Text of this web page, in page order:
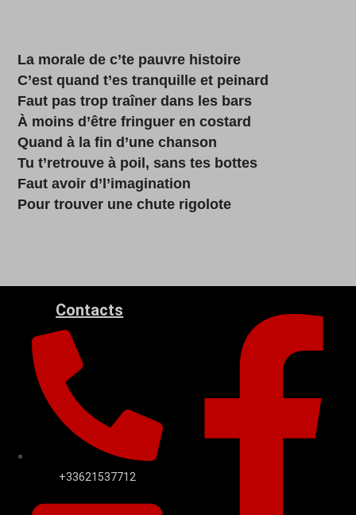
La morale de c’te pauvre histoire
C’est quand t’es tranquille et peinard
Faut pas trop traîner dans les bars
À moins d’être fringuer en costard
Quand à la fin d’une chanson
Tu t’retrouve à poil, sans tes bottes
Faut avoir d’l’imagination
Pour trouver une chute rigolote
Contacts
+33621537712